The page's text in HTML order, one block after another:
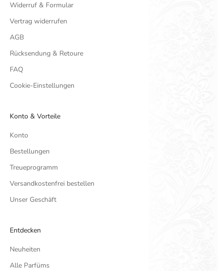
Widerruf & Formular
Vertrag widerrufen
AGB
Rücksendung & Retoure
FAQ
Cookie-Einstellungen
Konto & Vorteile
Konto
Bestellungen
Treueprogramm
Versandkostenfrei bestellen
Unser Geschäft
Entdecken
Neuheiten
Alle Parfüms